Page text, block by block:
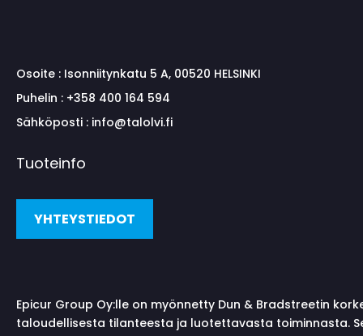
Osoite : Isonniitynkatu 5 A, 00520 HELSINKI
Puhelin : +358 400 164 594
Sähköposti : info@talolvi.fi
Tuoteinfo
YHTEYSTIEDOT
Epicur Group Oy:lle on myönnetty Dun & Bradstreetin
taloudellisesta tilanteesta ja luotettavasta toiminnasta.